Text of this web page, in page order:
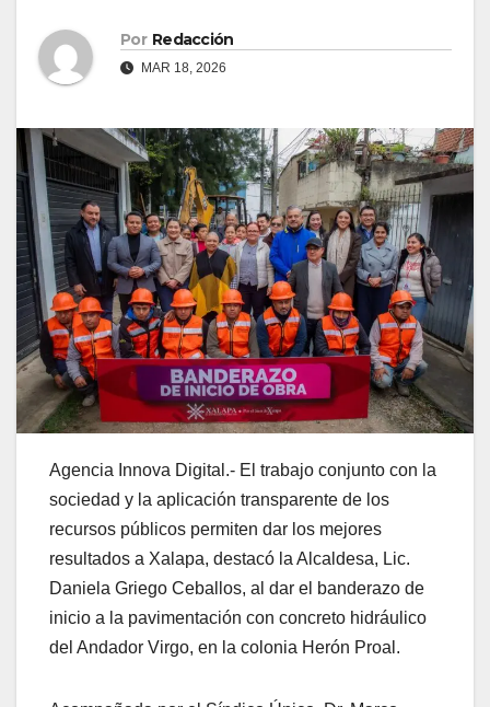
Por Redacción
MAR 18, 2026
Agencia Innova Digital.- El trabajo conjunto con la
sociedad y la aplicación transparente de los
recursos públicos permiten dar los mejores
resultados a Xalapa, destacó la Alcaldesa, Lic.
Daniela Griego Ceballos, al dar el banderazo de
inicio a la pavimentación con concreto hidráulico
del Andador Virgo, en la colonia Herón Proal.